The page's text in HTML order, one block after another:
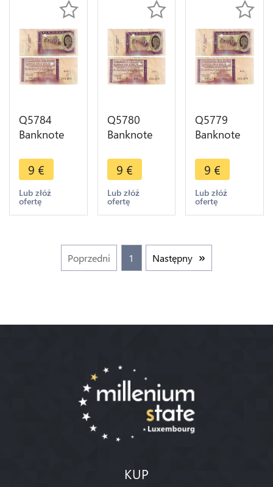
Q5784
Banknote
Solidarité 1
Franc Pétain
1941 Non
Vendu ->
9 €
Lub złóż
ofertę
Q5780
Banknote
Solidarité 1
Franc Pétain
1941 Non
Vendu ->
9 €
Lub złóż
ofertę
Q5779
Banknote
Solidarité 1
Franc Pétain
1941 Non
Vendu ->
9 €
Lub złóż
ofertę
Poprzedni 1 Następny
KUP